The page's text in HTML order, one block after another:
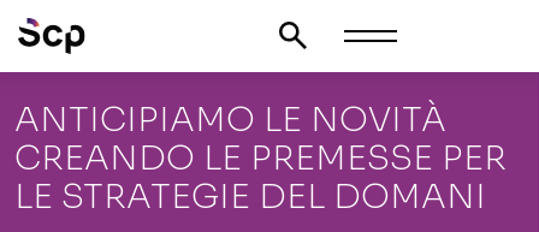
ANTICIPIAMO LE NOVITÀ
CREANDO LE PREMESSE PER
LE STRATEGIE DEL DOMANI